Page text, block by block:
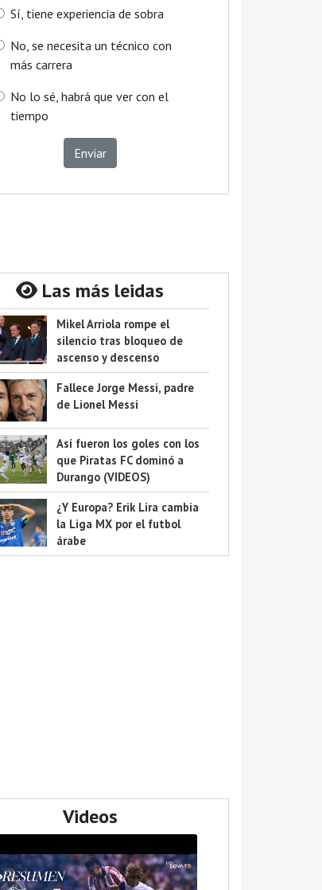
Sí, tiene experiencia de sobra
No, se necesita un técnico con
más carrera
No lo sé, habrá que ver con el
tiempo
Enviar
Las más leidas
Mikel Arriola rompe el
silencio tras bloqueo de
ascenso y descenso
Fallece Jorge Messi, padre
de Lionel Messi
Así fueron los goles con los
que Piratas FC dominó a
Durango (VIDEOS)
¿Y Europa? Erik Lira cambia
la Liga MX por el futbol
árabe
Videos